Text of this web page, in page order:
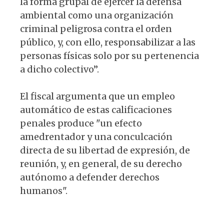
ambiental como una organización
criminal peligrosa contra el orden
público, y, con ello, responsabilizar a las
personas físicas solo por su pertenencia
a dicho colectivo”.
El fiscal argumenta que un empleo
automático de estas calificaciones
penales produce "un efecto
amedrentador y una conculcación
directa de su libertad de expresión, de
reunión, y, en general, de su derecho
autónomo a defender derechos
humanos".